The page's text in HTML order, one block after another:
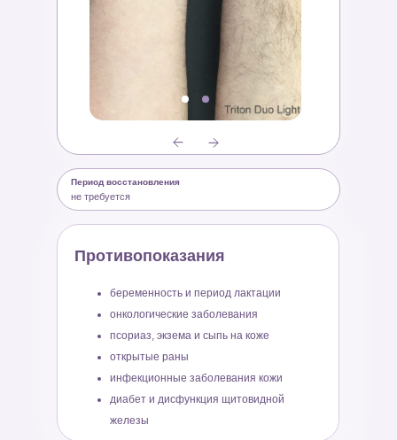
Период восстановления
не требуется
Противопоказания
беременность и период лактации
онкологические заболевания
псориаз, экзема и сыпь на коже
открытые раны
инфекционные заболевания кожи
диабет и дисфункция щитовидной
железы